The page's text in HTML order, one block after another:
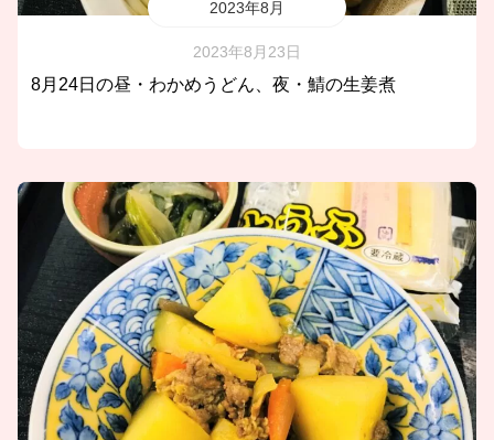
2023年8月
2023年8月23日
8月24日の昼・わかめうどん、夜・鯖の生姜煮